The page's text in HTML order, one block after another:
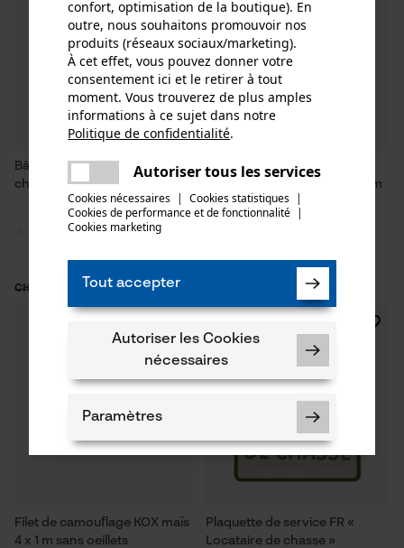
Bâche de barrage KOX pour la
chasse
CHF 15.90 CHF 11.13 *
Filet d'avertissement/de
signalisation KOX forêt 4 x 1 m
avec œillets en acier
inoxydable
CHF 69.93 *
Filet de camouflage KOX maïs
4 x 1 m sans oeillets
Plaquette de service FR «
Locataire de chasse »
confort, optimisation de la boutique). En
outre, nous souhaitons promouvoir nos
produits (réseaux sociaux/marketing).
À cet effet, vous pouvez donner votre
consentement ici et le retirer à tout
moment. Vous trouverez de plus amples
informations à ce sujet dans notre
Politique de confidentialité.
Autoriser tous les services
Cookies nécessaires | Cookies statistiques |
Cookies de performance et de fonctionnalité |
Cookies marketing
Tout accepter
Autoriser les Cookies
nécessaires
Paramètres
Cookies nécessaires
Une erreur s'est produite. Veuillez
essayer encore.
partager
partager
mail